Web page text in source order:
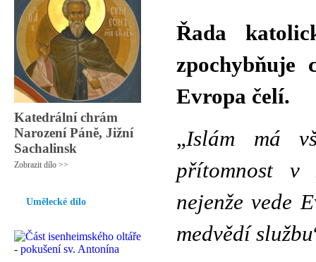
Katedrální chrám
Narození Páně, Jižní
Sachalinsk
Zobrazit dílo >>
Umělecké dílo
Řada
zpochybňuje
Evropa čelí.
„Islám má
přítomnost v
nejenže vede
medvědí službu